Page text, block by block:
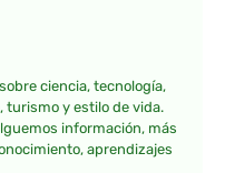
ciencia, tecnología,
turismo y estilo de vida.
información, más
aprendizajes